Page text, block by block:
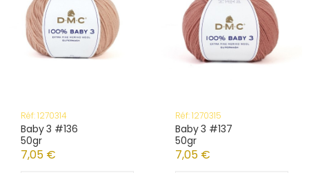
Réf: 1270314
Baby 3 #136
50gr
7,05 €
Réf: 1270315
Baby 3 #137
50gr
7,05 €